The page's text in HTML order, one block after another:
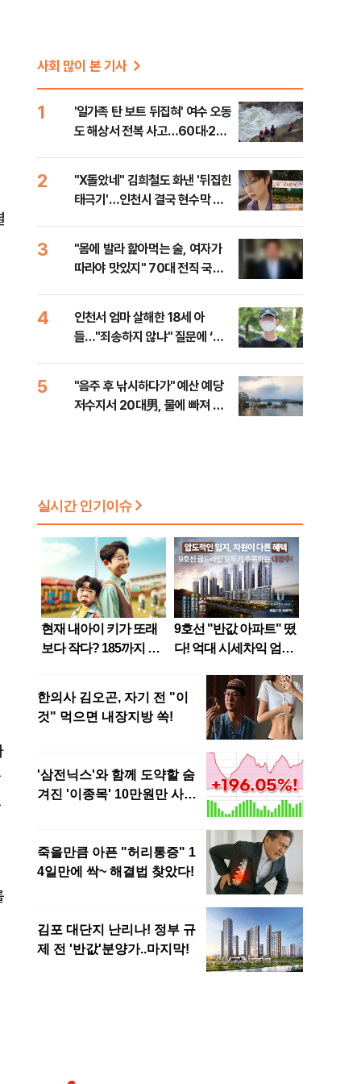
사회 많이 본 기사
1
'일가족 탄 보트 뒤집혀' 여수 오동
도 해상서 전복 사고…60대·20
2
"X돌았네" 김희철도 화낸 '뒤집힌
태극기'…인천시 결국 현수막 철
3
"몸에 발라 핥아먹는 술, 여자가
따라야 맛있지" 70대 전직 국회
4
인천서 엄마 살해한 18세 아
들…"죄송하지 않냐" 질문에 ‘묵
5
"음주 후 낚시하다가" 예산 예당
저수지서 20대男, 물에 빠져 사